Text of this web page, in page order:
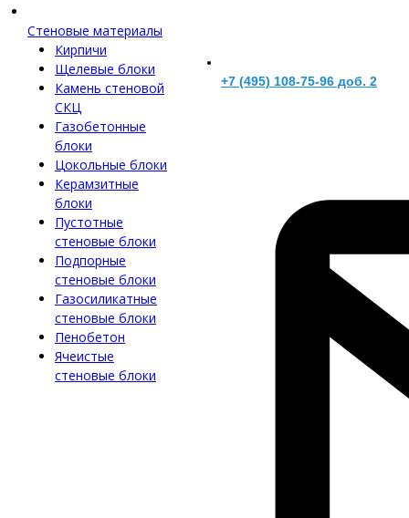
Стеновые материалы
Кирпичи
Щелевые блоки
Камень стеновой
СКЦ
Газобетонные
блоки
Цокольные блоки
Керамзитные
блоки
Пустотные
стеновые блоки
Подпорные
стеновые блоки
Газосиликатные
стеновые блоки
Пенобетон
Ячеистые
стеновые блоки
+7 (495) 108-75-96 доб. 2